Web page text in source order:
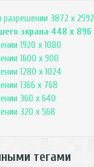
3872 x 2592
экрана 448 x 896
1920 x 1080
1600 x 900
1280 x 1024
1366 x 768
360 x 640
320 x 568
тегами